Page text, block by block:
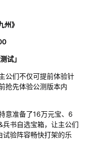
州》
试」
公们不仅可提前体验针
抢先体验公测版本内
意准备了16万元宝、6
书自选宝箱，让主公们
验阵容畅快打架的乐